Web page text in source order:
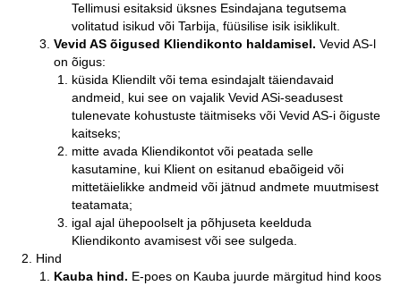
Tellimusi esitaksid üksnes Esindajana tegutsema
volitatud isikud või Tarbija, füüsilise isik isiklikult.
Vevid AS õigused Kliendikonto haldamisel. Vevid AS-l
on õigus:
küsida Kliendilt või tema esindajalt täiendavaid
andmeid, kui see on vajalik Vevid ASi-seadusest
tulenevate kohustuste täitmiseks või Vevid AS-i õiguste
kaitseks;
mitte avada Kliendikontot või peatada selle
kasutamine, kui Klient on esitanud ebaõigeid või
mittetäielikke andmeid või jätnud andmete muutmisest
teatamata;
igal ajal ühepoolselt ja põhjuseta keelduda
Kliendikonto avamisest või see sulgeda.
Hind
Kauba hind. E-poes on Kauba juurde märgitud hind koos